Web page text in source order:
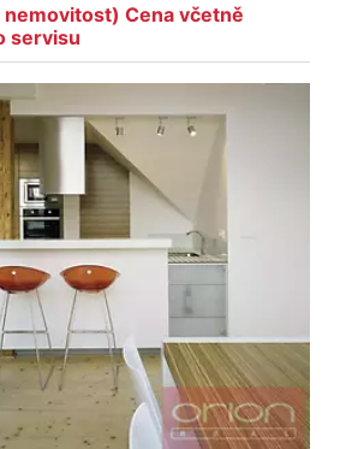
nemovitost) Cena včetně
servisu